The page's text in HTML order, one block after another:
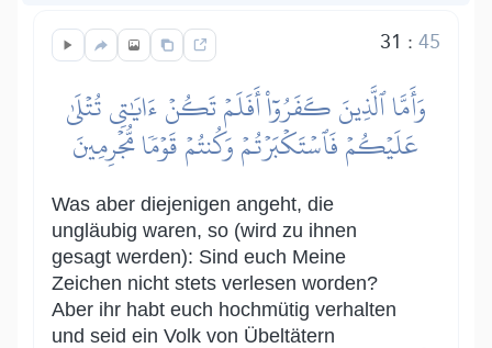
31 :45
وَأَمَّا ٱلَّذِينَ كَفَرُوٓاْ أَفَلَمۡ تَكُنۡ ءَايَٰتِي تُتۡلَىٰ
عَلَيۡكُمۡ فَٱسۡتَكۡبَرۡتُمۡ وَكُنتُمۡ قَوۡمٗا مُّجۡرِمِينَ
Was aber diejenigen angeht, die
ungläubig waren, so (wird zu ihnen
gesagt werden): Sind euch Meine
Zeichen nicht stets verlesen worden?
Aber ihr habt euch hochmütig verhalten
und seid ein Volk von Übeltätern